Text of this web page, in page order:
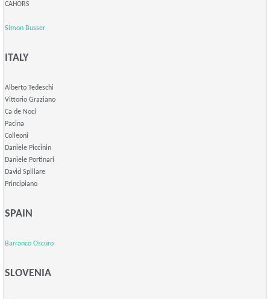
CAHORS
Simon Busser
ITALY
Alberto Tedeschi
Vittorio Graziano
Ca de Noci
Pacina
Colleoni
Daniele Piccinin
Daniele Portinari
David Spillare
Principiano
SPAIN
Barranco Oscuro
SLOVENIA